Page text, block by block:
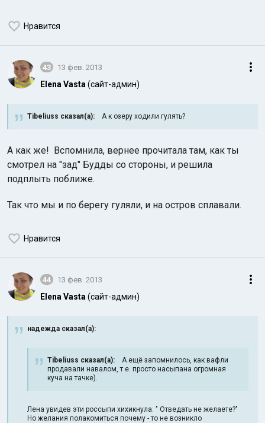
Нравится
43 13 фев. 2013
Elena Vasta (сайт-админ)
Tibeliuss сказал(а): А к озеру ходили гулять?
А как же! Вспомнила, вернее прочитала там, как ты
смотрел на "зад" Будды со стороны, и решила
подплыть поближе.
Так что мы и по берегу гуляли, и на остров сплавали.
Нравится
44 13 фев. 2013
Elena Vasta (сайт-админ)
надежда сказал(а):
Tibeliuss сказал(а): А ещё запомнилось, как вафли
продавали навалом, т.е. просто насыпана огромная
куча на тачке).
Лена увидев эти россыпи хихикнула: " Отведать не желаете?"
Но желания полакомиться почему - то не возникло